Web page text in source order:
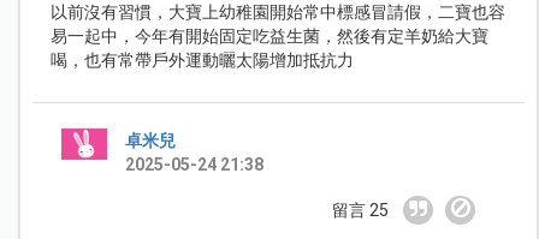
以前沒有習慣，大寶上幼稚園開始常中標感冒請假，二寶也容
易一起中，今年有開始固定吃益生菌，然後有定羊奶給大寶
喝，也有常帶戶外運動曬太陽增加抵抗力
卓米兒
2025-05-24 21:38
留言 25